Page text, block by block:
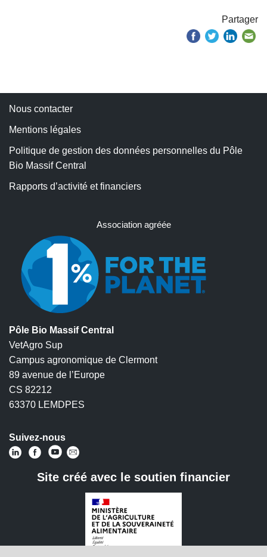
Partager
Nous contacter
Mentions légales
Politique de gestion des données personnelles du Pôle
Bio Massif Central
Rapports d’activité et financiers
Association agréée
Pôle Bio Massif Central
VetAgro Sup
Campus agronomique de Clermont
89 avenue de l’Europe
CS 82212
63370 LEMDPES
Suivez-nous
Site créé avec le soutien financier